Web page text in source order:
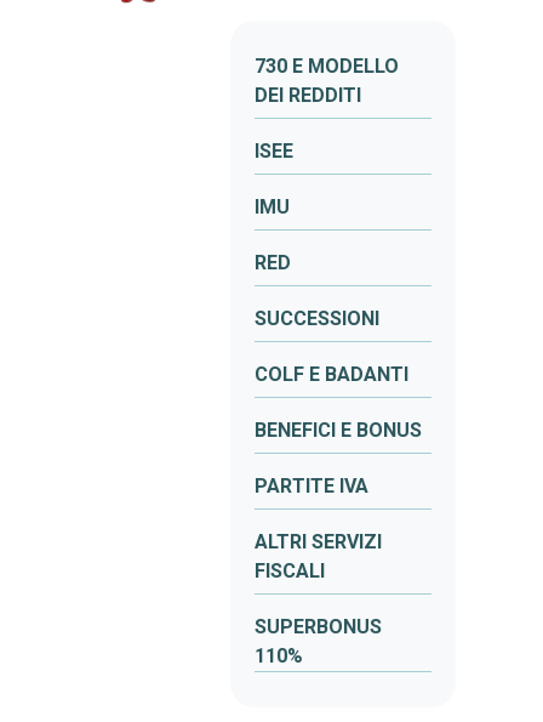
730 E MODELLO
DEI REDDITI
ISEE
IMU
RED
SUCCESSIONI
COLF E BADANTI
BENEFICI E BONUS
PARTITE IVA
ALTRI SERVIZI
FISCALI
SUPERBONUS
110%